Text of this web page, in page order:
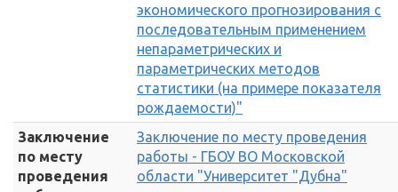
экономического прогнозирования с
последовательным применением
непараметрических и
параметрических методов
статистики (на примере показателя
рождаемости)"
Заключение
по месту
проведения
Заключение по месту проведения
работы - ГБОУ ВО Московской
области "Университет "Дубна"